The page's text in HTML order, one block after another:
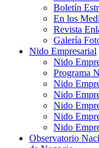
Boletín
En los
Revista
Galería
Nido Empresarial
Nido
Programa
Nido
Nido
Nido
Nido
Nido
Observatorio